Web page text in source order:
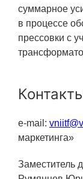
Цифровые
Услуги
Прочая
суммарное
в процессе
прессовки с
e-mail:
маркетинга»
Заместитель